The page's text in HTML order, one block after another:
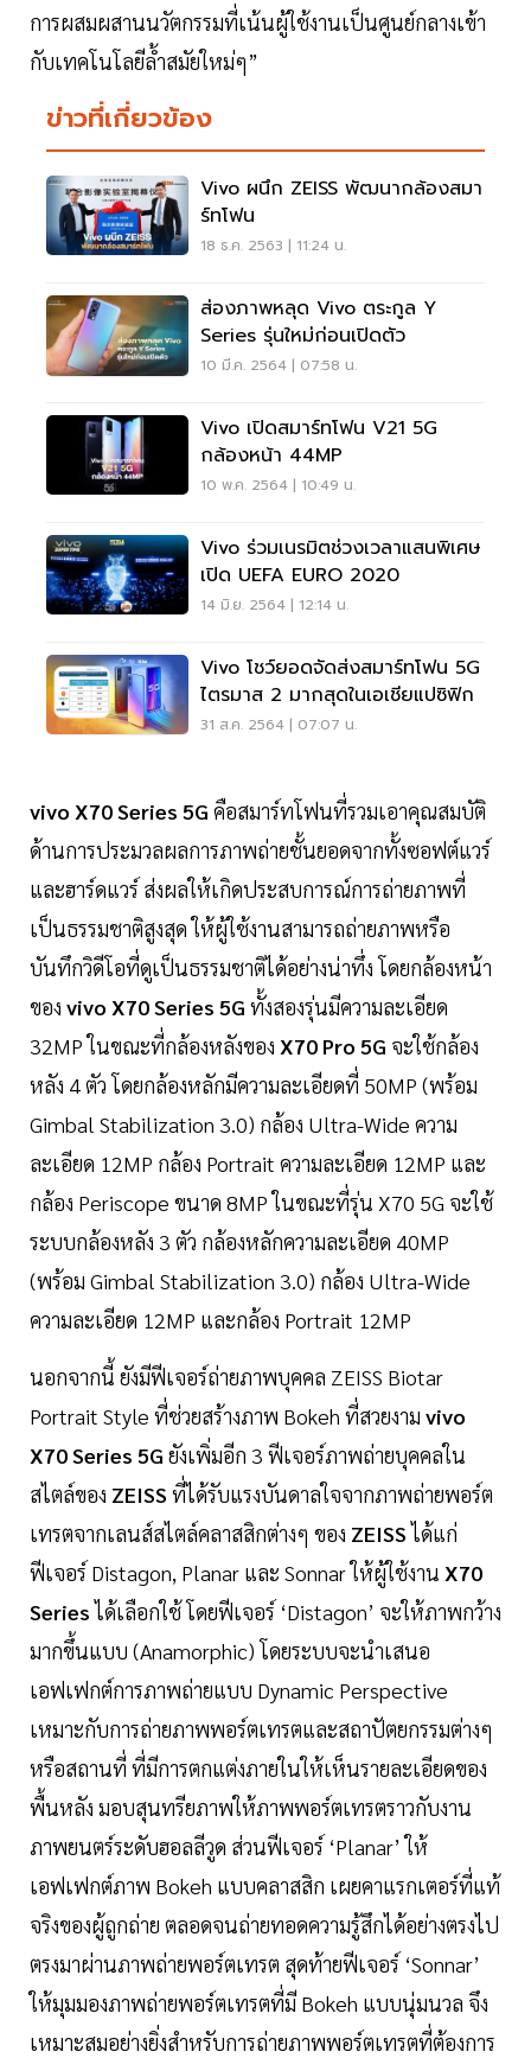
การผสมผสานนวัตกรรมที่เน้นผู้ใช้งานเป็นศูนย์กลางเข้า
กับเทคโนโลยีล้ำสมัยใหม่ๆ”
ข่าวที่เกี่ยวข้อง
Vivo ผนึก ZEISS พัฒนากล้องสมา
ร์ทโฟน
18 ธ.ค. 2563 | 11:24 น.
ส่องภาพหลุด Vivo ตระกูล Y
Series รุ่นใหม่ก่อนเปิดตัว
10 มี.ค. 2564 | 07:58 น.
Vivo เปิดสมาร์ทโฟน V21 5G
กล้องหน้า 44MP
10 พ.ค. 2564 | 10:49 น.
Vivo ร่วมเนรมิตช่วงเวลาแสนพิเศษ
เปิด UEFA EURO 2020
14 มิ.ย. 2564 | 12:14 น.
Vivo โชว์ยอดจัดส่งสมาร์ทโฟน 5G
ไตรมาส 2 มากสุดในเอเชียแปซิฟิก
31 ส.ค. 2564 | 07:07 น.
vivo X70 Series 5G คือสมาร์ทโฟนที่รวมเอาคุณสมบัติ
ด้านการประมวลผลการภาพถ่ายชั้นยอดจากทั้งซอฟต์แวร์
และฮาร์ดแวร์ ส่งผลให้เกิดประสบการณ์การถ่ายภาพที่
เป็นธรรมชาติสูงสุด ให้ผู้ใช้งานสามารถถ่ายภาพหรือ
บันทึกวิดีโอที่ดูเป็นธรรมชาติได้อย่างน่าทึ่ง โดยกล้องหน้า
ของ vivo X70 Series 5G ทั้งสองรุ่นมีความละเอียด
32MP ในขณะที่กล้องหลังของ X70 Pro 5G จะใช้กล้อง
หลัง 4 ตัว โดยกล้องหลักมีความละเอียดที่ 50MP (พร้อม
Gimbal Stabilization 3.0) กล้อง Ultra-Wide ความ
ละเอียด 12MP กล้อง Portrait ความละเอียด 12MP และ
กล้อง Periscope ขนาด 8MP ในขณะที่รุ่น X70 5G จะใช้
ระบบกล้องหลัง 3 ตัว กล้องหลักความละเอียด 40MP
(พร้อม Gimbal Stabilization 3.0) กล้อง Ultra-Wide
ความละเอียด 12MP และกล้อง Portrait 12MP
นอกจากนี้ ยังมีฟีเจอร์ถ่ายภาพบุคคล ZEISS Biotar
Portrait Style ที่ช่วยสร้างภาพ Bokeh ที่สวยงาม vivo
X70 Series 5G ยังเพิ่มอีก 3 ฟีเจอร์ภาพถ่ายบุคคลใน
สไตล์ของ ZEISS ที่ได้รับแรงบันดาลใจจากภาพถ่ายพอร์ต
เทรตจากเลนส์สไตล์คลาสสิกต่างๆ ของ ZEISSได้แก่
ฟีเจอร์ Distagon, Planar และ Sonnar ให้ผู้ใช้งาน X70
Seriesได้เลือกใช้ โดยฟีเจอร์ ‘Distagon’ จะให้ภาพกว้าง
มากขึ้นแบบ (Anamorphic) โดยระบบจะนำเสนอ
เอฟเฟกต์การภาพถ่ายแบบ Dynamic Perspective
เหมาะกับการถ่ายภาพพอร์ตเทรตและสถาปัตยกรรมต่างๆ
หรือสถานที่ ที่มีการตกแต่งภายในให้เห็นรายละเอียดของ
พื้นหลัง มอบสุนทรียภาพให้ภาพพอร์ตเทรตราวกับงาน
ภาพยนตร์ระดับฮอลลีวูด ส่วนฟีเจอร์ ‘Planar’ ให้
เอฟเฟกต์ภาพ Bokeh แบบคลาสสิก เผยคาแรกเตอร์ที่แท้
จริงของผู้ถูกถ่าย ตลอดจนถ่ายทอดความรู้สึกได้อย่างตรงไป
ตรงมาผ่านภาพถ่ายพอร์ตเทรต สุดท้ายฟีเจอร์ ‘Sonnar’
ให้มุมมองภาพถ่ายพอร์ตเทรตที่มี Bokeh แบบนุ่มนวล จึง
เหมาะสมอย่างยิ่งสำหรับการถ่ายภาพพอร์ตเทรตที่ต้องการ